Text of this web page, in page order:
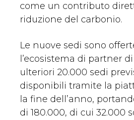
come un contributo
riduzione del carbonio.
Le nuove sedi sono
l’ecosistema di partner
ulteriori 20.000 sedi
disponibili tramite la
la fine dell’anno,
di 180.000, di cui 32.000